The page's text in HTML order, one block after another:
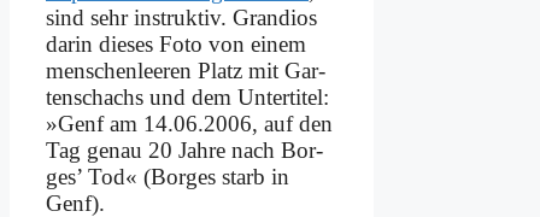
sind sehr in­struk­tiv. Gran­di­os
dar­in die­ses Fo­to von ei­nem
men­schen­lee­ren Platz mit Gar­
ten­schachs und dem Un­ter­ti­tel:
»Genf am 14.06.2006, auf den
Tag ge­nau 20 Jah­re nach Bor­
ges’ Tod« (Bor­ges starb in
Genf).